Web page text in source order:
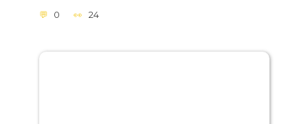
0 24